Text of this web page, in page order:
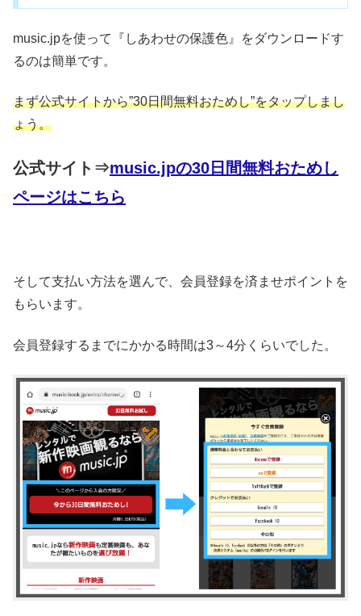
music.jpを使って『しあわせの保護色』をダウンロードす
るのは簡単です。
まず公式サイトから”30日間無料おためし”をタップしまし
ょう。
公式サイト⇒music.jpの30日間無料おためし
ページはこちら
そして支払い方法を選んで、会員登録を済ませポイントを
もらいます。
会員登録するまでにかかる時間は3～4分くらいでした。